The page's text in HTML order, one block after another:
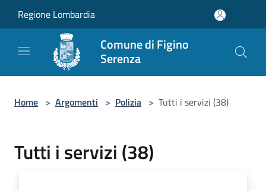
Regione Lombardia
Comune di Figino
Serenza
Home > Argomenti > Polizia > Tutti i servizi (38)
Tutti i servizi (38)